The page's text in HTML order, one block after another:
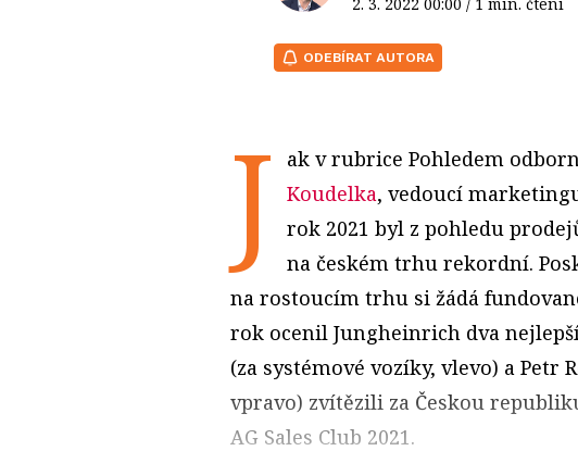
ODEBÍRAT AUTORA
J ak v rubrice Pohledem
Koudelka, vedoucí
rok 2021 byl z pohledu
na českém trhu rekordní.
na rostoucím trhu si žádá
rok ocenil Jungheinrich dva
(za systémové vozíky, vlevo) a Petr
vpravo) zvítězili za Českou
AG Sales Club 2021.